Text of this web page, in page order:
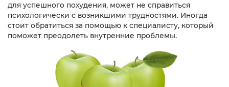
для успешного похудения, может не справиться
психологически с возникшими трудностями. Иногда
стоит обратиться за помощью к специалисту, который
поможет преодолеть внутренние проблемы.